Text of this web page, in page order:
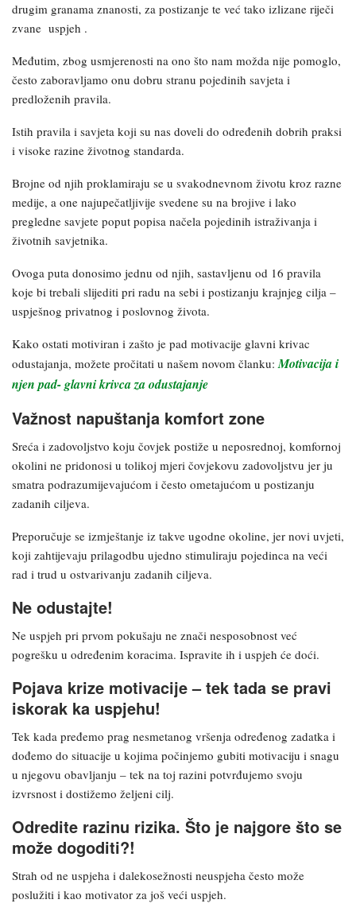
drugim granama znanosti, za postizanje te već tako izlizane riječi
zvane uspjeh .
Međutim, zbog usmjerenosti na ono što nam možda nije pomoglo,
često zaboravljamo onu dobru stranu pojedinih savjeta i
predloženih pravila.
Istih pravila i savjeta koji su nas doveli do određenih dobrih praksi
i visoke razine životnog standarda.
Brojne od njih proklamiraju se u svakodnevnom životu kroz razne
medije, a one najupečatljivije svedene su na brojive i lako
pregledne savjete poput popisa načela pojedinih istraživanja i
životnih savjetnika.
Ovoga puta donosimo jednu od njih, sastavljenu od 16 pravila
koje bi trebali slijediti pri radu na sebi i postizanju krajnjeg cilja –
uspješnog privatnog i poslovnog života.
Kako ostati motiviran i zašto je pad motivacije glavni krivac
odustajanja, možete pročitati u našem novom članku:Motivacija i
njen pad- glavni krivca za odustajanje
Važnost napuštanja komfort zone
Sreća i zadovoljstvo koju čovjek postiže u neposrednoj, komfornoj
okolini ne pridonosi u tolikoj mjeri čovjekovu zadovoljstvu jer ju
smatra podrazumijevajućom i često ometajućom u postizanju
zadanih ciljeva.
Preporučuje se izmještanje iz takve ugodne okoline, jer novi uvjeti,
koji zahtijevaju prilagodbu ujedno stimuliraju pojedinca na veći
rad i trud u ostvarivanju zadanih ciljeva.
Ne odustajte!
Ne uspjeh pri prvom pokušaju ne znači nesposobnost već
pogrešku u određenim koracima. Ispravite ih i uspjeh će doći.
Pojava krize motivacije – tek tada se pravi
iskorak ka uspjehu!
Tek kada pređemo prag nesmetanog vršenja određenog zadatka i
dođemo do situacije u kojima počinjemo gubiti motivaciju i snagu
u njegovu obavljanju – tek na toj razini potvrđujemo svoju
izvrsnost i dostižemo željeni cilj.
Odredite razinu rizika. Što je najgore što se
može dogoditi?!
Strah od ne uspjeha i dalekosežnosti neuspjeha često može
poslužiti i kao motivator za još veći uspjeh.